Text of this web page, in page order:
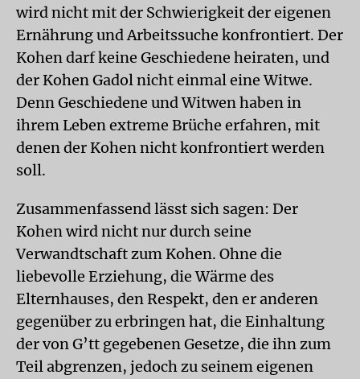
wird nicht mit der Schwierigkeit der eigenen
Ernährung und Arbeitssuche konfrontiert. Der
Kohen darf keine Geschiedene heiraten, und
der Kohen Gadol nicht einmal eine Witwe.
Denn Geschiedene und Witwen haben in
ihrem Leben extreme Brüche erfahren, mit
denen der Kohen nicht konfrontiert werden
soll.
Zusammenfassend lässt sich sagen: Der
Kohen wird nicht nur durch seine
Verwandtschaft zum Kohen. Ohne die
liebevolle Erziehung, die Wärme des
Elternhauses, den Respekt, den er anderen
gegenüber zu erbringen hat, die Einhaltung
der von G’tt gegebenen Gesetze, die ihn zum
Teil abgrenzen, jedoch zu seinem eigenen